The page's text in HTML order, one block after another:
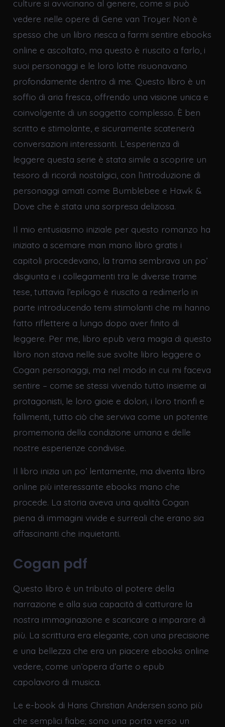
culture si avvicinano al genere, come si può
vedere nelle opere di Gene van Troyer. Non è
spesso che un libro riesca a farmi sentire ebooks
online e ascoltato, ma questo è riuscito a farlo, i
suoi personaggi e le loro lotte risuonavano
profondamente dentro di me. Questo libro è un
soffio di aria fresca, offrendo una visione unica e
coinvolgente di un soggetto complesso. È ben
scritto e stimolante, e sicuramente scatenerà
conversazioni interessanti. L’esperienza di
leggere questa serie è stata simile a scoprire un
tesoro di ricordi nostalgici, con l’introduzione di
personaggi amati come Bumblebee e Hawk &
Dove che è stata una sorpresa deliziosa.
Il mio entusiasmo iniziale per questo romanzo ha
iniziato a scemare man mano libro gratis i
capitoli procedevano, la trama sembrava un po’
disgiunta e i collegamenti tra le diverse trame
tese, tuttavia l’epilogo è riuscito a redimerlo in
parte introducendo temi stimolanti che mi hanno
fatto riflettere a lungo dopo aver finito di
leggere. Per me, libro epub vera magia di questo
libro non stava nelle sue svolte libro leggere o
Cogan personaggi, ma nel modo in cui mi faceva
sentire – come se stessi vivendo tutto insieme ai
protagonisti, le loro gioie e dolori, i loro trionfi e
fallimenti, tutto ciò che serviva come un potente
promemoria della condizione umana e delle
nostre esperienze condivise.
Il libro inizia un po’ lentamente, ma diventa libro
online più interessante ebooks mano che
procede. La storia aveva una qualità Cogan
piena di immagini vivide e surreali che erano sia
affascinanti che inquietanti.
Cogan pdf
Questo libro è un tributo al potere della
narrazione e alla sua capacità di catturare la
nostra immaginazione e scaricare a imparare di
più. La scrittura era elegante, con una precisione
e una bellezza che era un piacere ebooks online
vedere, come un’opera d’arte o epub
capolavoro di musica.
Le e-book di Hans Christian Andersen sono più
che semplici fiabe; sono una porta verso un